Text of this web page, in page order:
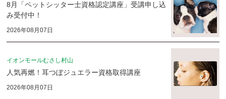
8月「ペットシッター士資格認定講座」受講申し込
み受付中！
2026年08月07日
イオンモールむさし村山
人気再燃！耳つぼジュエラー資格取得講座
2026年08月07日